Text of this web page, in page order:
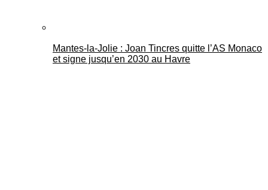
Mantes-la-Jolie : Joan Tincres quitte l’AS Monaco
et signe jusqu’en 2030 au Havre